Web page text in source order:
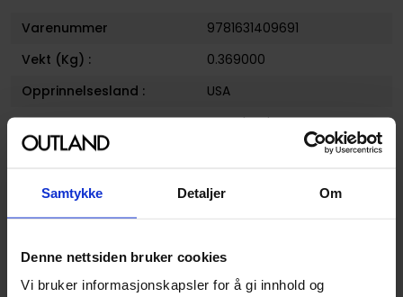
Samtykke Detaljer Om
Denne nettsiden bruker cookies
Vi bruker informasjonskapsler for å gi innhold og
Varenummer
9781631409691
Vekt (Kg) :
0.369000
Opprinnelsesland :
USA
Format
Paperback
Serie
Forfattere
John Barber
Kei Zama
Sjanger
Illustratør
Kei Zama
Antall Sider
152